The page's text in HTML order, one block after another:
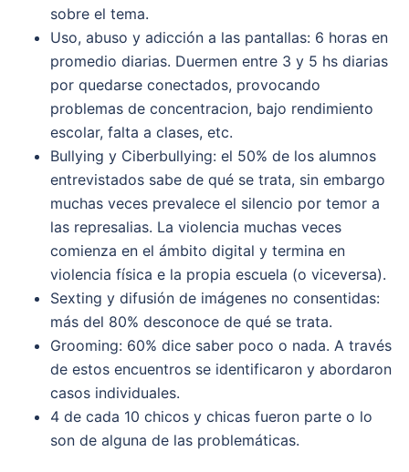
sobre el tema.
Uso, abuso y adicción a las pantallas: 6 horas en
promedio diarias. Duermen entre 3 y 5 hs diarias
por quedarse conectados, provocando
problemas de concentracion, bajo rendimiento
escolar, falta a clases, etc.
Bullying y Ciberbullying: el 50% de los alumnos
entrevistados sabe de qué se trata, sin embargo
muchas veces prevalece el silencio por temor a
las represalias. La violencia muchas veces
comienza en el ámbito digital y termina en
violencia física e la propia escuela (o viceversa).
Sexting y difusión de imágenes no consentidas:
más del 80% desconoce de qué se trata.
Grooming: 60% dice saber poco o nada. A través
de estos encuentros se identificaron y abordaron
casos individuales.
4 de cada 10 chicos y chicas fueron parte o lo
son de alguna de las problemáticas.